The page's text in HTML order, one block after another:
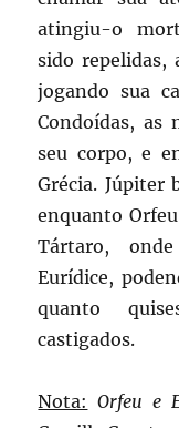
atingiu-o
sido repelidas,
jogando sua
Condoídas, as
seu corpo, e
Grécia. Júpiter
enquanto
Tártaro,
Eurídice,
quanto
castigados.
Nota: Orfeu e